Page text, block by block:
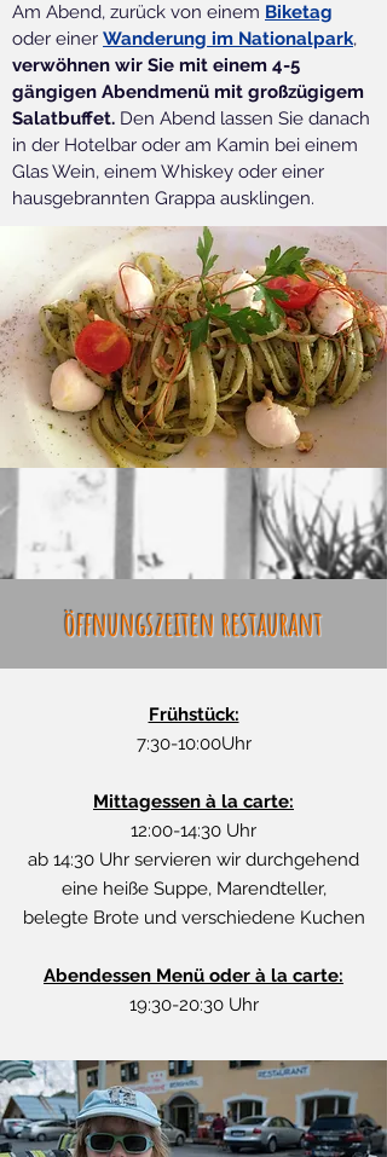
Am Abend, zurück von einem Biketag
oder einer Wanderung im Nationalpark,
verwöhnen wir Sie mit einem 4-5
gängigen Abendmenü mit großzügigem
Salatbuffet. Den Abend lassen Sie danach
in der Hotelbar oder am Kamin bei einem
Glas Wein, einem Whiskey oder einer
hausgebrannten Grappa ausklingen.
öffnungszeiten restaurant
Frühstück:
7:30-10:00Uhr
Mittagessen à la carte:
12:00-14:30 Uhr
ab 14:30 Uhr servieren wir durchgehend
eine heiße Suppe, Marendteller,
belegte Brote und verschiedene Kuchen
Abendessen Menü oder à la carte:
19:30-20:30 Uhr